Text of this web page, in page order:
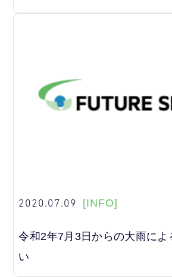
2020.07.09 [INFO]
令和2年7月3日からの大雨によ
い